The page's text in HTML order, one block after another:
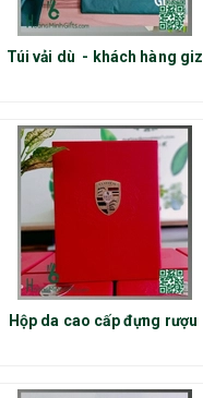
Túi vải dù - khách hàng giz
Hộp da cao cấp đựng rượu